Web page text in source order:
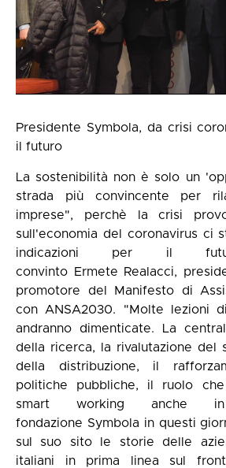
Presidente Symbola, da crisi
il futuro
La sostenibilità non è solo un
strada più convincente per
imprese", perchè la crisi
sull'economia del coronavirus ci
indicazioni per il
convinto Ermete Realacci,
promotore del Manifesto di
con ANSA2030. "Molte lezioni
andranno dimenticate. La
della ricerca, la rivalutazione del
della distribuzione, il
politiche pubbliche, il ruolo
smart working anche
fondazione Symbola in questi
sul suo sito le storie delle
italiani in prima linea sul